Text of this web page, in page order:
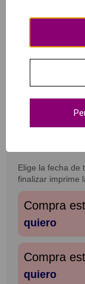
españoles como
como Tizinao,
Explora las
¿Qué
Entrada
Elige la fecha de
finalizar imprime
Compra
quiero
Compra
quiero